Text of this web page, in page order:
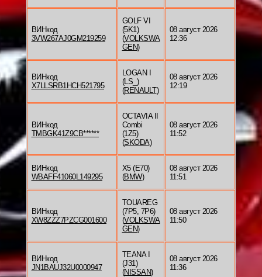
ВИНкод
3VW267AJ0GM219259
GOLF VI
(5K1)
(VOLKSWA
GEN)
08 август 2026
12:36
ВИНкод
X7LLSRB1HCH521795
LOGAN I
(LS_)
(RENAULT)
08 август 2026
12:19
ВИНкод
TMBGK41Z9CB******
OCTAVIA II
Combi
(1Z5)
(SKODA)
08 август 2026
11:52
ВИНкод
WBAFF41060L149295
X5 (E70)
(BMW)
08 август 2026
11:51
ВИНкод
XW8ZZZ7PZCG001600
TOUAREG
(7P5, 7P6)
(VOLKSWA
GEN)
08 август 2026
11:50
ВИНкод
JN1BAUJ32U0000947
TEANA I
(J31)
(NISSAN)
08 август 2026
11:36